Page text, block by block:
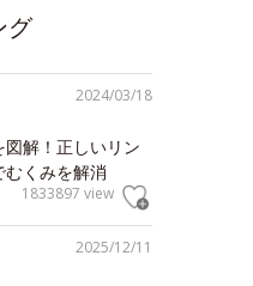
グ
2024/03/18
図解！正しいリン
くみを解消
1833897 view
2025/12/11